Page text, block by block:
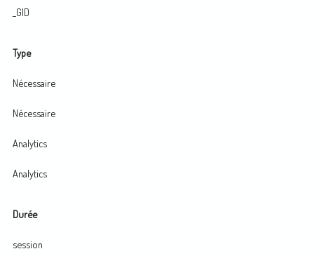
_GID
Type
Nécessaire
Nécessaire
Analytics
Analytics
Durée
session